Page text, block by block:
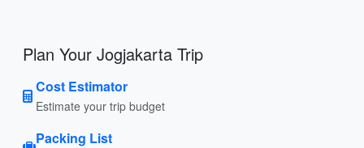
Plan Your Jogjakarta Trip
Cost Estimator
Estimate your trip budget
Packing List